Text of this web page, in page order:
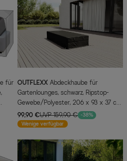
OUTFLEXX
Gartenlounges, schwarz, Ripstop-
Gewebe/Polyester, 206 x 93 x 37 cm,
wasserabweisend, UV-Schutz
99,90 €UVP 159,90 € -38%
Wenige verfügbar